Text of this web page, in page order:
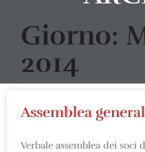
Giorno:
2014
Assemblea
Verbale assemblea dei soci